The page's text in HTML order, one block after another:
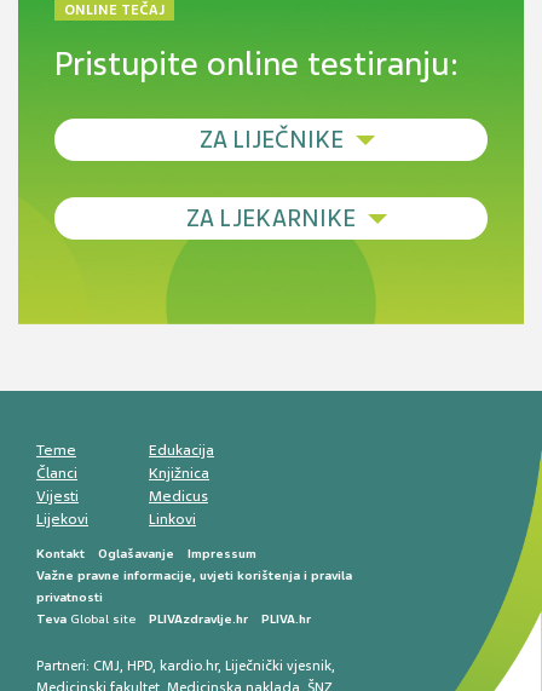
ONLINE TEČAJ
Pristupite online testiranju:
ZA LIJEČNIKE
Debljina - od prevencije do personalizirane
Novi pogled na migrenu: komorbiditeti, spolne
razlike i nove terapije
smetnji do rane onkološke dijagnostike
ZA LJEKARNIKE
Antikoagulansi u ljekarničkoj praksi –
Teme
Članci
Vijesti
Lijekovi
Edukacija
Knjižnica
Medicus
Linkovi
Kontakt Oglašavanje
Impressum
Važne pravne informacije, uvjeti korištenja i pravila
privatnosti
Teva Global site PLIVAzdravlje.hr PLIVA.hr
Partneri: CMJ, HPD, kardio.hr, Liječnički vjesnik,
Medicinski fakultet Medicinska naklada ŠNZ